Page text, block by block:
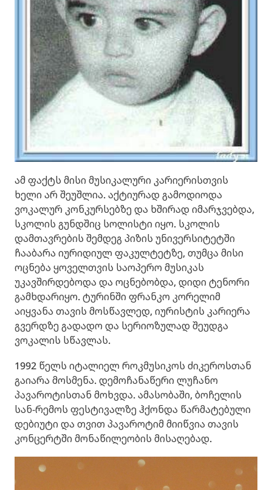
ამ ფაქტს მისი მუსიკალური კარიერისთვის
ხელი არ შეუშლია. აქტიურად გამოდიოდა
ვოკალურ კონკურსებზე და ხშირად იმარჯვებდა,
სკოლის გუნდშიც სოლისტი იყო. სკოლის
დამთავრების შემდეგ პიზის უნივერსიტეტში
ჩააბარა იურიდიულ ფაკულტეტზე, თუმცა მისი
ოცნება ყოველთვის საოპერო მუსიკას
უკავშირდებოდა და ოცნებობდა, დიდი ტენორი
გამხდარიყო. ტურინში ფრანკო კორელიმ
აიყვანა თავის მოსწავლედ, იურისტის კარიერა
გვერდზე გადადო და სერიოზულად შეუდგა
ვოკალის სწავლას.
1992 წელს იტალიელ როკმუსიკოს ძიკეროსთან
გაიარა მოსმენა. დემოჩანაწერი ლუჩანო
პავაროტისთან მოხვდა. ამასობაში, ბოჩელის
სან-რემოს ფესტივალზე ჰქონდა წარმატებული
დებიუტი და თვით პავაროტიმ მიიწვია თავის
კონცერტში მონაწილეობის მისაღებად.